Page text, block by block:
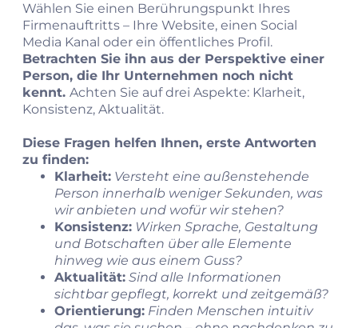
Wählen Sie einen Berührungspunkt Ihres
Firmenauftritts – Ihre Website, einen Social
Media Kanal oder ein öffentliches Profil.
Betrachten Sie ihn aus der Perspektive einer
Person, die Ihr Unternehmen noch nicht
kennt. Achten Sie auf drei Aspekte: Klarheit,
Konsistenz, Aktualität.
Diese Fragen helfen Ihnen, erste Antworten
zu finden:
Klarheit: Versteht eine außenstehende
Person innerhalb weniger Sekunden, was
wir anbieten und wofür wir stehen?
Konsistenz: Wirken Sprache, Gestaltung
und Botschaften über alle Elemente
hinweg wie aus einem Guss?
Aktualität: Sind alle Informationen
sichtbar gepflegt, korrekt und zeitgemäß?
Orientierung: Finden Menschen intuitiv